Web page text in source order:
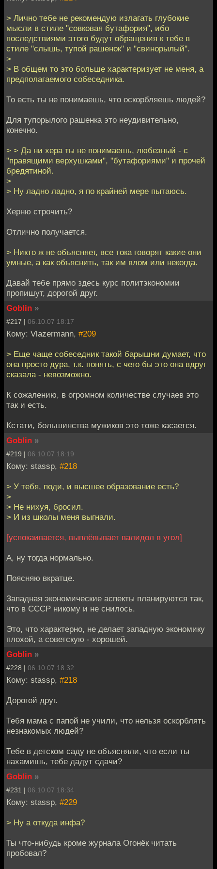
> Лично тебе не рекомендую излагать глубокие
мысли в стиле "совковая бутафория", ибо
последствиями этого будут обращения к тебе в
стиле "слышь, тупой рашенок" и "свинорылый".
>
> В общем то это больше характеризует не меня, а
предполагаемого собеседника.
То есть ты не понимаешь, что оскорбляешь людей?
Для тупорылого рашенка это неудивительно,
конечно.
> > Да ни хера ты не понимаешь, любезный - с
"правящими верхушками", "бутафориями" и прочей
бредятиной.
>
> Ну ладно ладно, я по крайней мере пытаюсь.
Херню строчить?
Отлично получается.
> Никто ж не объясняет, все тока говорят какие они
умные, а как объяснить, так им влом или некогда.
Давай тебе прямо здесь курс политэкономии
пропишут, дорогой друг.
Goblin »
#217 | 06.10.07 18:17
Кому: Vlazermann, #209
> Еще чаще собеседник такой барышни думает, что
она просто дура, т.к. понять, с чего бы это она вдруг
сказала - невозможно.
К сожалению, в огромном количестве случаев это
так и есть.
Кстати, большинства мужиков это тоже касается.
Goblin »
#219 | 06.10.07 18:19
Кому: stassp, #218
> У тебя, поди, и высшее образование есть?
>
> Не нихуя, бросил.
> И из школы меня выгнали.
[успокаивается, выплёвывает валидол в угол]
А, ну тогда нормально.
Поясняю вкратце.
Западная экономические аспекты планируются так,
что в СССР никому и не снилось.
Это, что характерно, не делает западную экономику
плохой, а советскую - хорошей.
Goblin »
#228 | 06.10.07 18:32
Кому: stassp, #218
Дорогой друг.
Тебя мама с папой не учили, что нельзя оскорблять
незнакомых людей?
Тебе в детском саду не объясняли, что если ты
нахамишь, тебе дадут сдачи?
Goblin »
#231 | 06.10.07 18:34
Кому: stassp, #229
> Ну а откуда инфа?
Ты что-нибудь кроме журнала Огонёк читать
пробовал?